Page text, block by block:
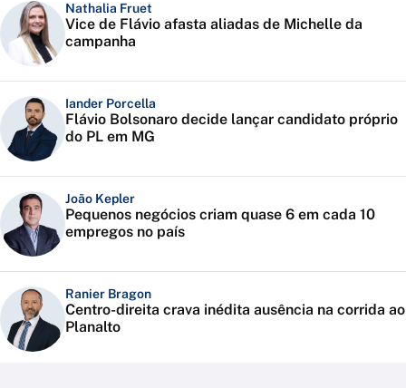
Nathalia Fruet
Vice de Flávio afasta aliadas de Michelle da
campanha
Iander Porcella
Flávio Bolsonaro decide lançar candidato próprio
do PL em MG
João Kepler
Pequenos negócios criam quase 6 em cada 10
empregos no país
Ranier Bragon
Centro-direita crava inédita ausência na corrida ao
Planalto